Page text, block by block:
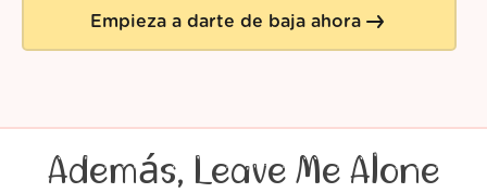
Empieza a darte de baja ahora
Además, Leave Me Alone